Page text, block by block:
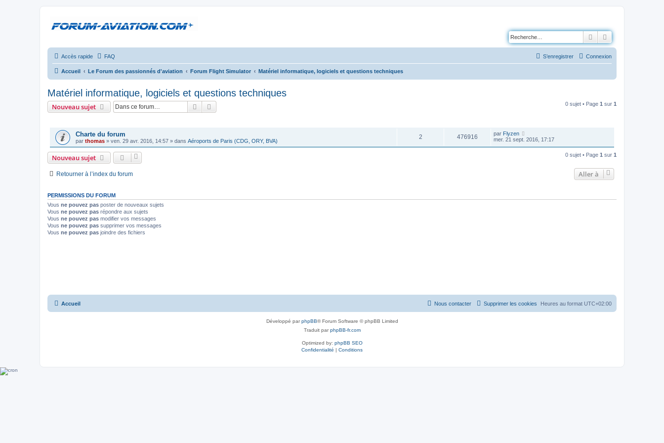
Rechercher
Accès rapide FAQ Connexion
S’enregistrer
Accueil Le Forum des passionnés d'aviation Forum Flight Simulator Matériel informatique, logiciels et questions techniques
Matériel informatique, logiciels et questions techniques
Nouveau sujet Rechercher 0 sujet • Page 1 sur 1
Charte du forum
par thomas » ven. 29 avr. 2016, 14:57 » dans Aéroports de Paris (CDG, ORY, BVA)
2 476916 par Flyzen
mer. 21 sept. 2016, 17:17
Nouveau sujet 0 sujet • Page 1 sur 1
Retourner à l’index du forum Aller à
PERMISSIONS DU FORUM
Vous ne pouvez pas poster de nouveaux sujets
Vous ne pouvez pas répondre aux sujets
Vous ne pouvez pas modifier vos messages
Vous ne pouvez pas supprimer vos messages
Vous ne pouvez pas joindre des fichiers
Accueil Heures au format UTC+02:00
Supprimer les cookies
Nous contacter
Développé parphpBB® Forum Software © phpBB Limited
Traduit parphpBB-fr.com
Optimized by: phpBB SEO
Confidentialité | Conditions